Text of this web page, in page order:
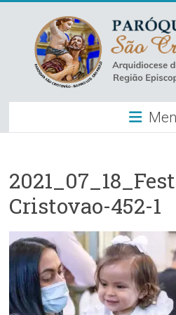
content
Paróquia
São
–
Luz
Arquidiocese
de
São
Paulo
–
Cristovao-452-1